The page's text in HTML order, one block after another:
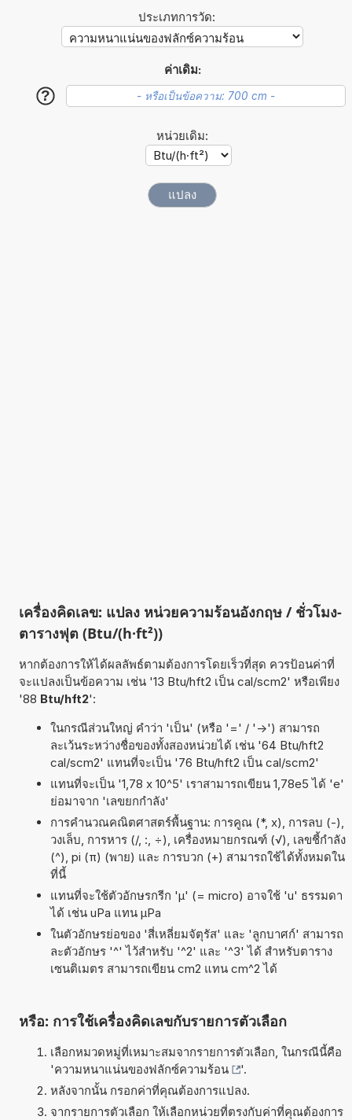
ประเภทการวัด:
ค่าเดิม:
?
หน่วยเดิม:
เครื่องคิดเลข: แปลง หน่วยความร้อนอังกฤษ / ชั่วโมง-
ตารางฟุต (Btu/(h·ft²))
หากต้องการให้ได้ผลลัพธ์ตามต้องการโดยเร็วที่สุด ควรป้อนค่าที่
จะแปลงเป็นข้อความ เช่น '13 Btu/hft2 เป็น cal/scm2' หรือเพียง
'88 Btu/hft2':
ในกรณีส่วนใหญ่ คำว่า 'เป็น' (หรือ '=' / '->') สามารถ
ละเว้นระหว่างชื่อของทั้งสองหน่วยได้ เช่น '64 Btu/hft2
cal/scm2' แทนที่จะเป็น '76 Btu/hft2 เป็น cal/scm2'
แทนที่จะเป็น '1,78 x 10^5' เราสามารถเขียน 1,78e5 ได้ 'e'
ย่อมาจาก 'เลขยกกำลัง'
การคำนวณคณิตศาสตร์พื้นฐาน: การคูณ (*, x), การลบ (-),
วงเล็บ, การหาร (/, :, ÷), เครื่องหมายกรณฑ์ (√), เลขชี้กำลัง
(^), pi (π) (พาย) และ การบวก (+) สามารถใช้ได้ทั้งหมดใน
ที่นี้
แทนที่จะใช้ตัวอักษรกรีก 'µ' (= micro) อาจใช้ 'u' ธรรมดา
ได้ เช่น uPa แทน µPa
ในตัวอักษรย่อของ 'สี่เหลี่ยมจัตุรัส' และ 'ลูกบาศก์' สามารถ
ละตัวอักษร '^' ไว้สำหรับ '^2' และ '^3' ได้ สำหรับตาราง
เซนติเมตร สามารถเขียน cm2 แทน cm^2 ได้
หรือ: การใช้เครื่องคิดเลขกับรายการตัวเลือก
เลือกหมวดหมู่ที่เหมาะสมจากรายการตัวเลือก, ในกรณีนี้คือ
'ความหนาแน่นของฟลักซ์ความร้อน
'.
หลังจากนั้น กรอกค่าที่คุณต้องการแปลง.
จากรายการตัวเลือก ให้เลือกหน่วยที่ตรงกับค่าที่คุณต้องการ